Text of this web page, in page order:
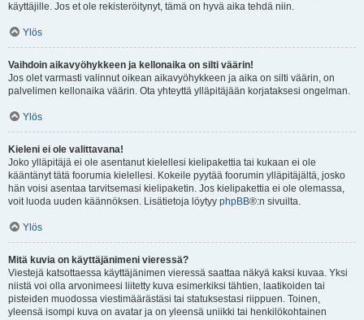
käyttäjille. Jos et ole rekisteröitynyt, tämä on hyvä aika tehdä niin.
Ylös
Vaihdoin aikavyöhykkeen ja kellonaika on silti väärin!
Jos olet varmasti valinnut oikean aikavyöhykkeen ja aika on silti väärin, on
palvelimen kellonaika väärin. Ota yhteyttä ylläpitäjään korjataksesi ongelman.
Ylös
Kieleni ei ole valittavana!
Joko ylläpitäjä ei ole asentanut kielellesi kielipakettia tai kukaan ei ole
kääntänyt tätä foorumia kielellesi. Kokeile pyytää foorumin ylläpitäjältä, josko
hän voisi asentaa tarvitsemasi kielipaketin. Jos kielipakettia ei ole olemassa,
voit luoda uuden käännöksen. Lisätietoja löytyy phpBB®:n sivuilta.
Ylös
Mitä kuvia on käyttäjänimeni vieressä?
Viestejä katsottaessa käyttäjänimen vieressä saattaa näkyä kaksi kuvaa. Yksi
niistä voi olla arvonimeesi liitetty kuva esimerkiksi tähtien, laatikoiden tai
pisteiden muodossa viestimäärästäsi tai statuksestasi riippuen. Toinen,
yleensä isompi kuva on avatar ja on yleensä uniikki tai henkilökohtainen